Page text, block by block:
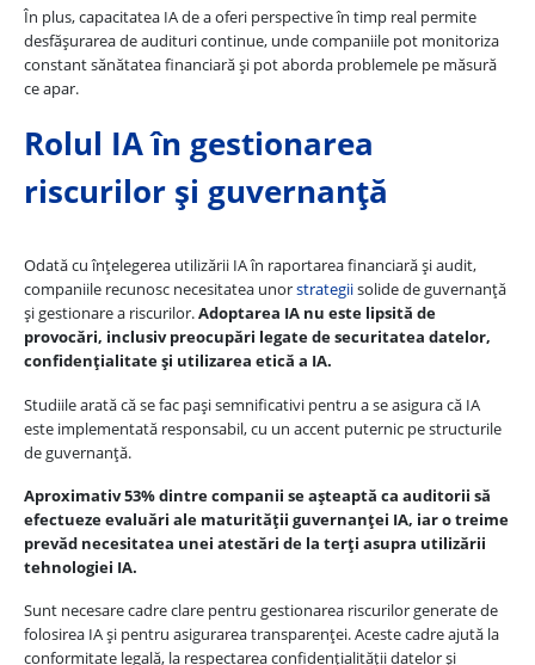
În plus, capacitatea IA de a oferi perspective în timp real permite
desfășurarea de audituri continue, unde companiile pot monitoriza
constant sănătatea financiară și pot aborda problemele pe măsură
ce apar.
Rolul IA în gestionarea
riscurilor și guvernanță
Odată cu înțelegerea utilizării IA în raportarea financiară și audit,
companiile recunosc necesitatea unorstrategiisolide de guvernanță
și gestionare a riscurilor.Adoptarea IA nu este lipsită de
provocări, inclusiv preocupări legate de securitatea datelor,
confidențialitate și utilizarea etică a IA.
Studiile arată că se fac pași semnificativi pentru a se asigura că IA
este implementată responsabil, cu un accent puternic pe structurile
de guvernanță.
Aproximativ 53% dintre companii se așteaptă ca auditorii să
efectueze evaluări ale maturității guvernanței IA, iar o treime
prevăd necesitatea unei atestări de la terți asupra utilizării
tehnologiei IA.
Sunt necesare cadre clare pentru gestionarea riscurilor generate de
folosirea IA și pentru asigurarea transparenței. Aceste cadre ajută la
conformitate legală, la respectarea confidențialității datelor și